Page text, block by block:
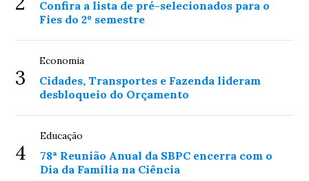
Confira a lista de pré-selecionados para o
Fies do 2º semestre
3
Economia
Cidades, Transportes e Fazenda lideram
desbloqueio do Orçamento
4
Educação
78ª Reunião Anual da SBPC encerra com o
Dia da Família na Ciência